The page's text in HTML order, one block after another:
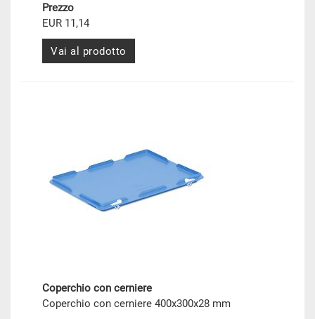
Prezzo
EUR 11,14
Vai al prodotto
Coperchio con cerniere
Coperchio con cerniere 400x300x28 mm